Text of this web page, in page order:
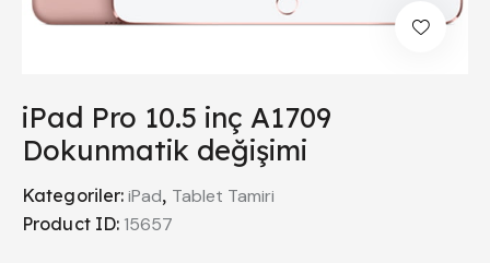
iPad Pro 10.5 inç A1709
Dokunmatik değişimi
Kategoriler:iPad, Tablet Tamiri
Product ID: 15657